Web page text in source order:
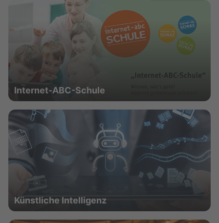
Internet-ABC-Schule
Künstliche Intelligenz